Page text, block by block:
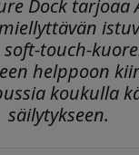
Dock tarjoaa
touch-
helppoon
koukulla
säilytykseen.